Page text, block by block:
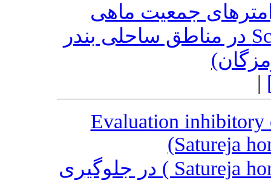
جمعیت ماهی
گل‌خورک گونه‌ی Scartelaos tenuis در مناطق ساحلی بندر
|
Evaluation inhibitory
(Satureja
میزان تاثیر اسانس مرزه (Satureja hortensis ) در جلوگیری